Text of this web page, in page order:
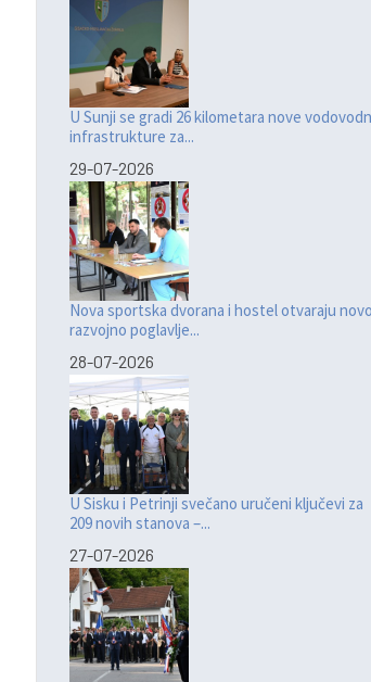
U Sunji se gradi 26 kilometara nove
infrastrukture za...
29-07-2026
Nova sportska dvorana i hostel otvaraju novo
razvojno poglavlje...
28-07-2026
U Sisku i Petrinji svečano uručeni ključevi za
209 novih stanova –...
27-07-2026